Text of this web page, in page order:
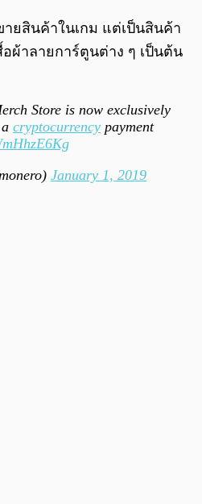
ยสินค้าในเกม แต่เป็นสินค้า
อผ้าลายการ์ตูนต่าง ๆ เป็นต้น
Store is now exclusively
cryptocurrency payment
January 1, 2019